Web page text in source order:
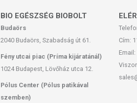
BIO EGÉSZSÉG BIOBOLT
Budaörs
2040 Budaörs, Szabadság út 61.
Fény utcai piac (Príma kijáratánál)
1024 Budapest, Lövőház utca 12.
Pólus Center (Pólus patikával
szemben)
Cím: